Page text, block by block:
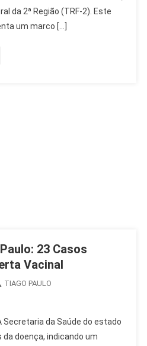
da 2ª Região (TRF-2). Este
um marco […]
23 Casos
Vacinal
TIAGO PAULO
Secretaria da Saúde do estado
doença, indicando um